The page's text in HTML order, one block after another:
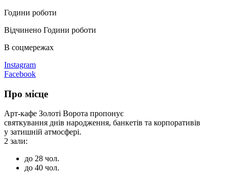
Години роботи
Відчинено Години роботи
В соцмережах
Instagram
Facebook
Про місце
Арт-кафе Золоті Ворота пропонує
святкування днів народження, банкетів та корпоративів
у затишній атмосфері.
2 зали:
до 28 чол.
до 40 чол.